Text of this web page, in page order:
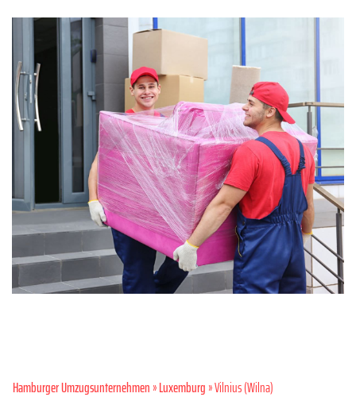
Hamburger Umzugsunternehmen»Luxemburg» Vilnius (Wilna)